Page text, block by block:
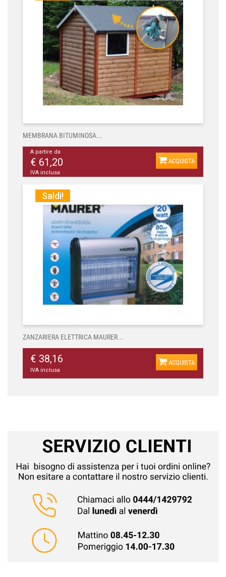
MEMBRANA BITUMINOSA...
A partire da
€ 61,20
IVA inclusa
ACQUISTA
Saldi!
ZANZARIERA ELETTRICA MAURER...
€ 38,16
IVA inclusa
ACQUISTA